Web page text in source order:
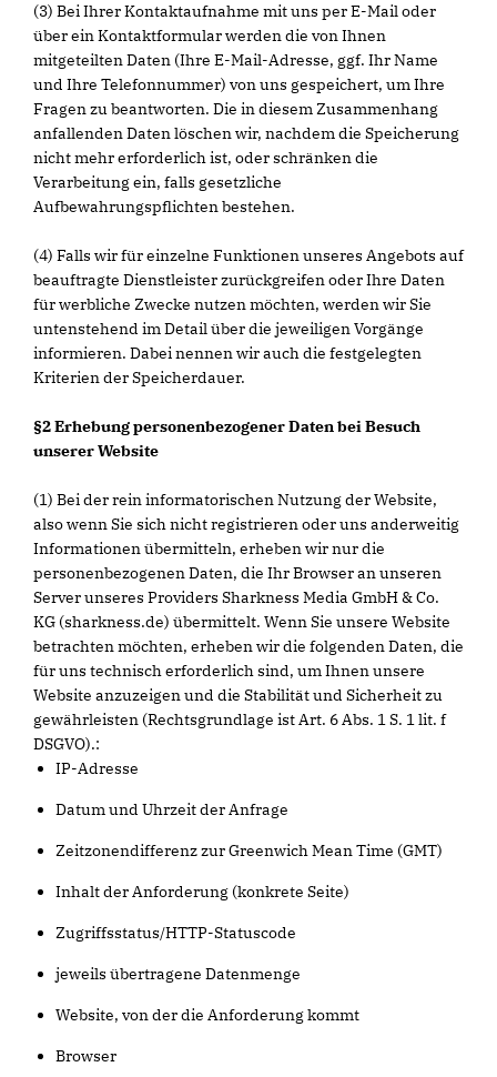
(3) Bei Ihrer Kontaktaufnahme mit uns per E-Mail oder
über ein Kontaktformular werden die von Ihnen
mitgeteilten Daten (Ihre E-Mail-Adresse, ggf. Ihr Name
und Ihre Telefonnummer) von uns gespeichert, um Ihre
Fragen zu beantworten. Die in diesem Zusammenhang
anfallenden Daten löschen wir, nachdem die Speicherung
nicht mehr erforderlich ist, oder schränken die
Verarbeitung ein, falls gesetzliche
Aufbewahrungspflichten bestehen.
(4) Falls wir für einzelne Funktionen unseres Angebots auf
beauftragte Dienstleister zurückgreifen oder Ihre Daten
für werbliche Zwecke nutzen möchten, werden wir Sie
untenstehend im Detail über die jeweiligen Vorgänge
informieren. Dabei nennen wir auch die festgelegten
Kriterien der Speicherdauer.
§2 Erhebung personenbezogener Daten bei Besuch
unserer Website
(1) Bei der rein informatorischen Nutzung der Website,
also wenn Sie sich nicht registrieren oder uns anderweitig
Informationen übermitteln, erheben wir nur die
personenbezogenen Daten, die Ihr Browser an unseren
Server unseres Providers Sharkness Media GmbH & Co.
KG (sharkness.de) übermittelt. Wenn Sie unsere Website
betrachten möchten, erheben wir die folgenden Daten, die
für uns technisch erforderlich sind, um Ihnen unsere
Website anzuzeigen und die Stabilität und Sicherheit zu
gewährleisten (Rechtsgrundlage ist Art. 6 Abs. 1 S. 1 lit. f
DSGVO).:
IP-Adresse
Datum und Uhrzeit der Anfrage
Zeitzonendifferenz zur Greenwich Mean Time (GMT)
Inhalt der Anforderung (konkrete Seite)
Zugriffsstatus/HTTP-Statuscode
jeweils übertragene Datenmenge
Website, von der die Anforderung kommt
Browser